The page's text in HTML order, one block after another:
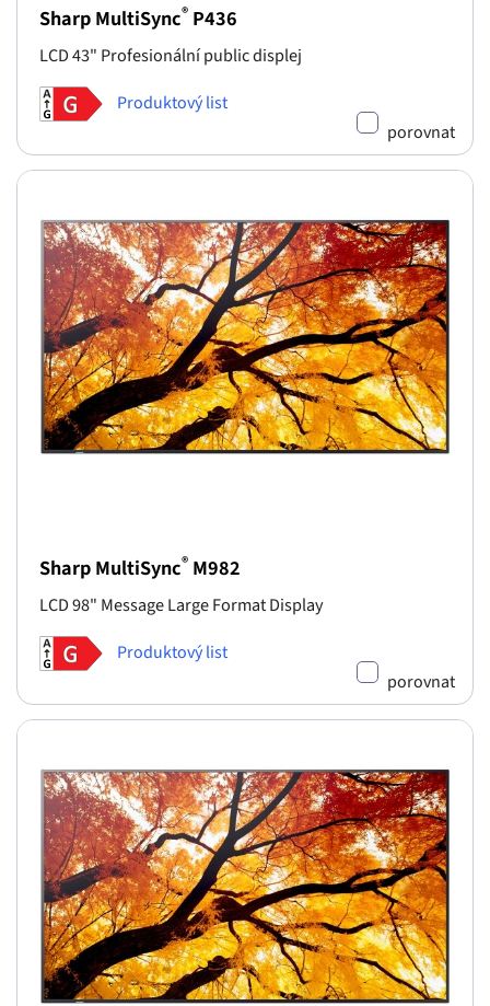
Sharp MultiSync® P436
LCD 43" Profesionální public displej
Produktový list
porovnat
Sharp MultiSync® M982
LCD 98" Message Large Format Display
Produktový list
porovnat